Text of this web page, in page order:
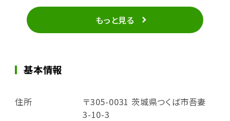
もっと見る
基本情報
住所
〒305-0031 茨城県つくば市吾妻
3-10-3